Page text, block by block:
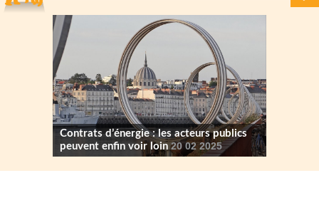
Contrats d’énergie : les acteurs publics
peuvent enfin voir loin20 02 2025